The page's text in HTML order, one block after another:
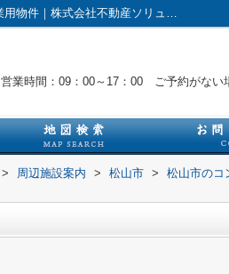
ファミリーマート 衣山駅前店情報ページ｜松山市のテナント・事業用物件｜株式会社不動産ソリューション
営業時間：09：00～17：00 ご予約がない
> 周辺施設案内 > 松山市 > 松山市のコ